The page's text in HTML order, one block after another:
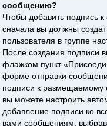
сообщению?
Чтобы добавить подпись
сначала вы должны
пользователя в группе
После создания подписи
флажком пункт
форме отправки
подписи к
вы можете настроить
добавление подписи ко
вами сообщениям,